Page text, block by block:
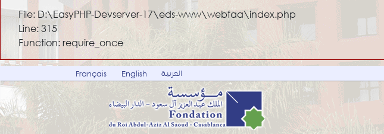
File: D:\EasyPHP-Devserver-17\eds-www\webfaa\index.php
Line: 315
Function: require_once
Français English العربية